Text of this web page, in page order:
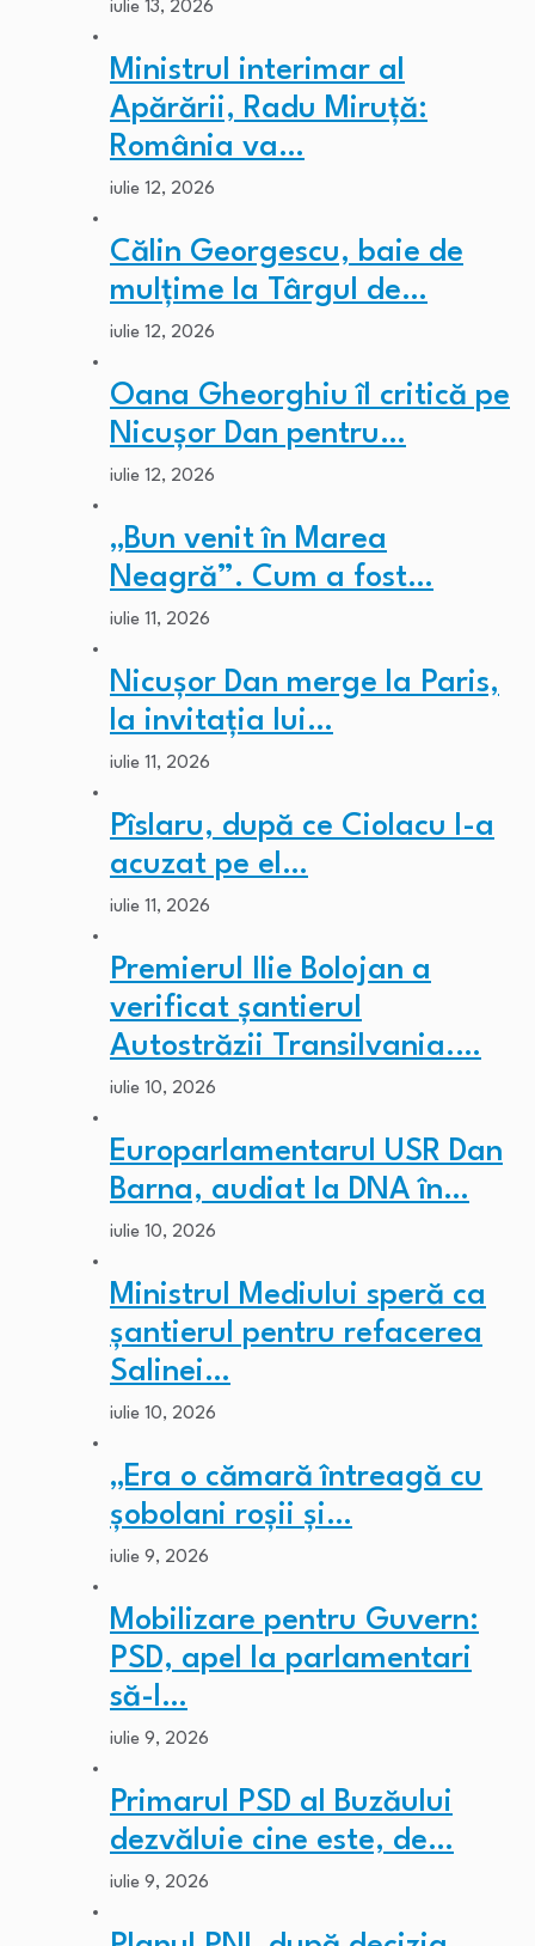
iulie 13, 2026
Ministrul interimar al
Apărării, Radu Miruță:
România va…
iulie 12, 2026
Călin Georgescu, baie de
mulțime la Târgul de…
iulie 12, 2026
Oana Gheorghiu îl critică pe
Nicușor Dan pentru…
iulie 12, 2026
„Bun venit în Marea
Neagră”. Cum a fost…
iulie 11, 2026
Nicușor Dan merge la Paris,
la invitația lui…
iulie 11, 2026
Pîslaru, după ce Ciolacu l-a
acuzat pe el…
iulie 11, 2026
Premierul Ilie Bolojan a
verificat șantierul
Autostrăzii Transilvania.…
iulie 10, 2026
Europarlamentarul USR Dan
Barna, audiat la DNA în…
iulie 10, 2026
Ministrul Mediului speră ca
șantierul pentru refacerea
Salinei…
iulie 10, 2026
„Era o cămară întreagă cu
șobolani roșii și…
iulie 9, 2026
Mobilizare pentru Guvern:
PSD, apel la parlamentari
să-l…
iulie 9, 2026
Primarul PSD al Buzăului
dezvăluie cine este, de…
iulie 9, 2026